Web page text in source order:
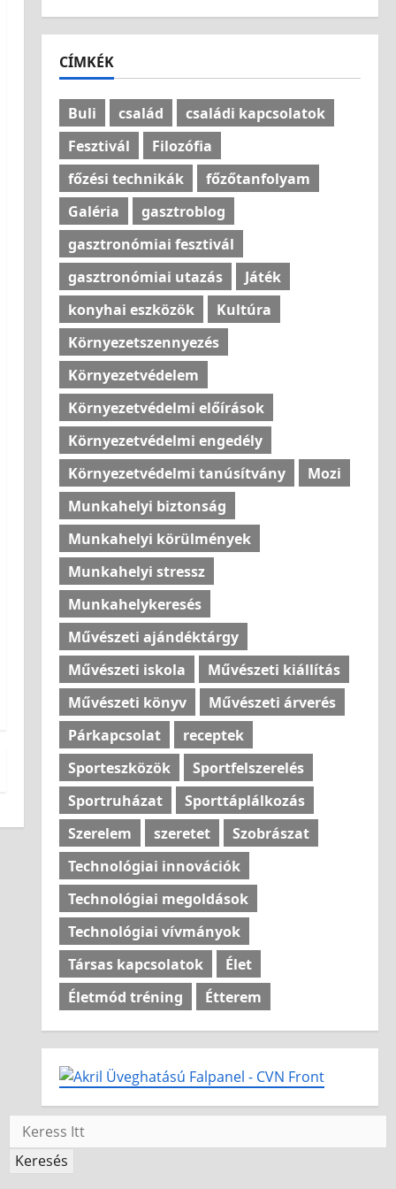
CÍMKÉK
Buli család
családi kapcsolatok
Fesztivál
Filozófia
főzési technikák
főzőtanfolyam
Galéria
gasztroblog
gasztronómiai fesztivál
gasztronómiai utazás
Játék
konyhai eszközök
Kultúra
Környezetszennyezés
Környezetvédelem
Környezetvédelmi előírások
Környezetvédelmi engedély
Környezetvédelmi tanúsítvány
Mozi
Munkahelyi biztonság
Munkahelyi körülmények
Munkahelyi stressz
Munkahelykeresés
Művészeti ajándéktárgy
Művészeti iskola
Művészeti kiállítás
Művészeti könyv
Művészeti árverés
Párkapcsolat
receptek
Sporteszközök
Sportfelszerelés
Sportruházat
Sporttáplálkozás
Szerelem
szeretet
Szobrászat
Technológiai innovációk
Technológiai megoldások
Technológiai vívmányok
Társas kapcsolatok
Élet
Életmód tréning
Étterem
Keresés